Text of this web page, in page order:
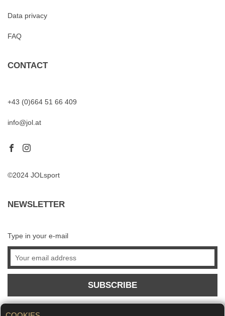
Data privacy
FAQ
CONTACT
+43 (0)664 51 66 409
info@jol.at
©2024 JOLsport
NEWSLETTER
Type in your e-mail
SUBSCRIBE